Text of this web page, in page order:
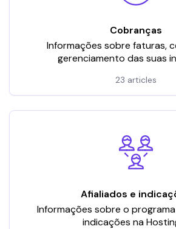
Cobranças
Informações sobre faturas,
gerenciamento das suas
23 articles
Afialiados e
Informações sobre o
indicações na